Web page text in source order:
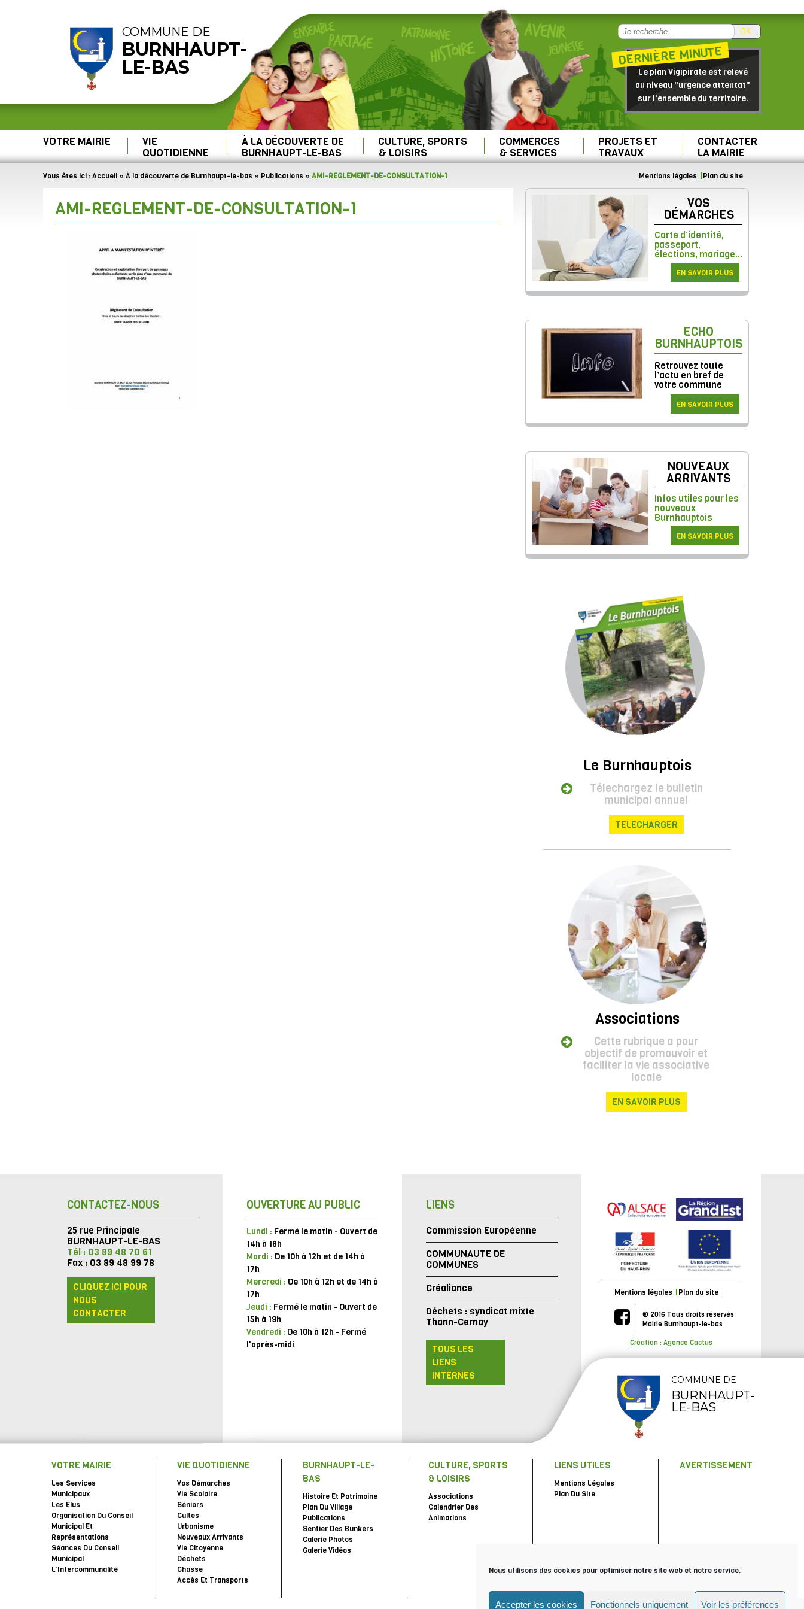
Nous utilisons des cookies pour optimiser notre site web et notre service.
Accepter les cookies Fonctionnels uniquement Voir les préférences
COMMUNE DE
BURNHAUPT-
LE-BAS
OK
DERNIÈRE MINUTE
Le plan Vigipirate est relevé
au niveau "urgence attentat"
sur l'ensemble du territoire.
VOTRE MAIRIE VIE
QUOTIDIENNE
À LA DÉCOUVERTE DE
BURNHAUPT-LE-BAS
CULTURE, SPORTS
& LOISIRS
COMMERCES
& SERVICES
PROJETS ET
TRAVAUX
CONTACTER
LA MAIRIE
Vous êtes ici :Accueil » À la découverte de Burnhaupt-le-bas » Publications » AMI-REGLEMENT-DE-CONSULTATION-1 Mentions légales Plan du site
AMI-REGLEMENT-DE-CONSULTATION-1 VOS
DÉMARCHES
Carte d’identité,
passeport,
élections, mariage...
EN SAVOIR PLUS
ECHO
BURNHAUPTOIS
Retrouvez toute
l’actu en bref de
votre commune
EN SAVOIR PLUS
NOUVEAUX
ARRIVANTS
Infos utiles pour les
nouveaux
Burnhauptois
EN SAVOIR PLUS
Le Burnhauptois
Télechargez le bulletin
municipal annuel
TELECHARGER
Associations
Cette rubrique a pour
objectif de promouvoir et
faciliter la vie associative
locale
EN SAVOIR PLUS
CONTACTEZ-NOUS
25 rue Principale
BURNHAUPT-LE-BAS
Tél : 03 89 48 70 61
Fax : 03 89 48 99 78
CLIQUEZ ICI POUR
NOUS
CONTACTER
OUVERTURE AU PUBLIC
Lundi : Fermé le matin - Ouvert de
14h à 18h
Mardi : De 10h à 12h et de 14h à
17h
Mercredi : De 10h à 12h et de 14h à
17h
Jeudi : Fermé le matin - Ouvert de
15h à 19h
Vendredi : De 10h à 12h - Fermé
l'après-midi
LIENS
Commission Européenne
COMMUNAUTE DE
COMMUNES
Créaliance
Déchets : syndicat mixte
Thann-Cernay
TOUS LES
LIENS
INTERNES
Mentions légales Plan du site
© 2016 Tous droits réservés
Mairie Burnhaupt-le-bas
Création : Agence Cactus
COMMUNE DE
BURNHAUPT-
LE-BAS
VOTRE MAIRIE
Les Services
Municipaux
Les Élus
Organisation Du Conseil
Municipal Et
Représentations
Séances Du Conseil
Municipal
L’Intercommunalité
VIE QUOTIDIENNE
Vos Démarches
Vie Scolaire
Séniors
Cultes
Urbanisme
Nouveaux Arrivants
Vie Citoyenne
Déchets
Chasse
Accès Et Transports
BURNHAUPT-LE-
BAS
Histoire Et Patrimoine
Plan Du Village
Publications
Sentier Des Bunkers
Galerie Photos
Galerie Vidéos
CULTURE, SPORTS
& LOISIRS
Associations
Calendrier Des
Animations
LIENS UTILES
Mentions Légales
Plan Du Site
AVERTISSEMENT